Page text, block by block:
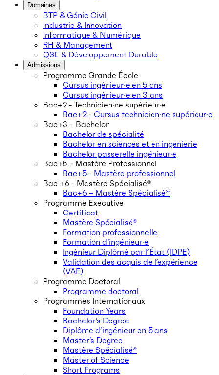
Domaines
BTP & Génie Civil
Industrie & Innovation
Informatique & Numérique
RH & Management
QSE & Développement Durable
Admissions
Programme Grande École
Cursus ingénieur·e en 5 ans
Cursus ingénieur·e en 3 ans
Bac+2 - Technicien·ne supérieur·e
Bac+2 - Cursus technicien·ne supérieur·e
Bac+3 – Bachelor
Bachelor de spécialité
Bachelor en sciences et en ingénierie
Bachelor passerelle ingénieur·e
Bac+5 – Mastère Professionnel
Bac+5 - Mastère professionnel
Bac +6 - Mastère Spécialisé®
Bac+6 – Mastère Spécialisé®
Programme Executive
Certificat
Mastère Spécialisé®
Formation professionnelle
Formation d’ingénieur·e
Ingénieur Diplômé par l’État (IDPE)
Validation des acquis de l’expérience
(VAE)
Programme Doctoral
Programme doctoral
Programmes Internationaux
Foundation Years
Bachelor’s Degree
Diplôme d’ingénieur en 5 ans
Master’s Degree
Mastère Spécialisé®
Master of Science
Short Programs